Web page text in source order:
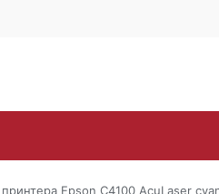
Epson C4100 AcuLaser